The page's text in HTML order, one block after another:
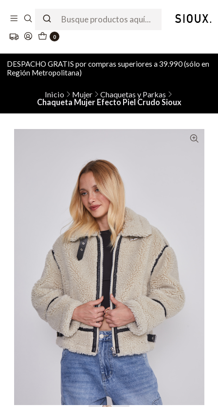
0
DESPACHO GRATIS por compras superiores a 39.990 (sólo en
Región Metropolitana)
Inicio Mujer
Chaquetas y Parkas
Chaqueta Mujer Efecto Piel Crudo Sioux